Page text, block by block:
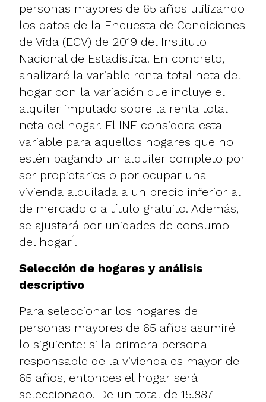
personas mayores de 65 años utilizando
los datos de la Encuesta de Condiciones
de Vida (ECV) de 2019 del Instituto
Nacional de Estadística. En concreto,
analizaré la variable renta total neta del
hogar con la variación que incluye el
alquiler imputado sobre la renta total
neta del hogar. El INE considera esta
variable para aquellos hogares que no
estén pagando un alquiler completo por
ser propietarios o por ocupar una
vivienda alquilada a un precio inferior al
de mercado o a título gratuito. Además,
se ajustará por unidades de consumo
del hogar1.
Selección de hogares y análisis
descriptivo
Para seleccionar los hogares de
personas mayores de 65 años asumiré
lo siguiente: si la primera persona
responsable de la vivienda es mayor de
65 años, entonces el hogar será
seleccionado. De un total de 15.887